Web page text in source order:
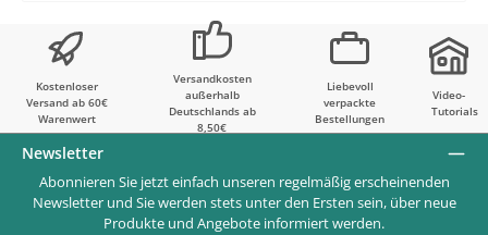
Kostenloser
Versand ab 60€
Warenwert
Versandkosten
außerhalb
Deutschlands ab
8,50€
Liebevoll
verpackte
Bestellungen
Video-
Tutorials
Newsletter
Abonnieren Sie jetzt einfach unseren regelmäßig erscheinenden
Newsletter und Sie werden stets unter den Ersten sein, über neue
Produkte und Angebote informiert werden.